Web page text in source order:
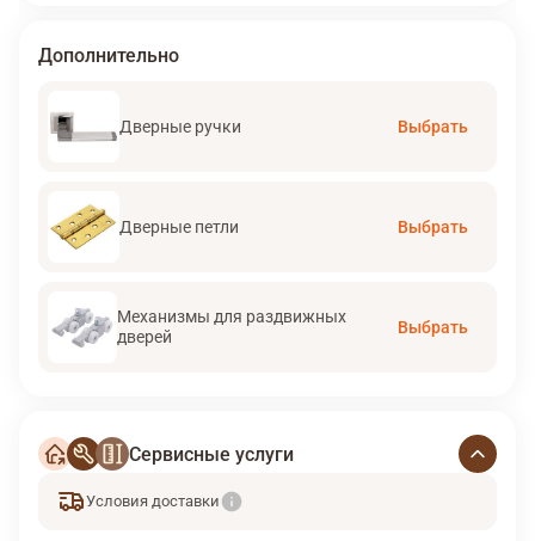
Дополнительно
Дверные ручки Выбрать
Дверные петли Выбрать
Механизмы для раздвижных
дверей
Выбрать
Сервисные услуги
Условия доставки